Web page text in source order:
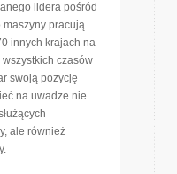
lidera pośród
maszyny pracują
innych krajach na
czasów
swoją pozycję
na uwadze nie
ale również